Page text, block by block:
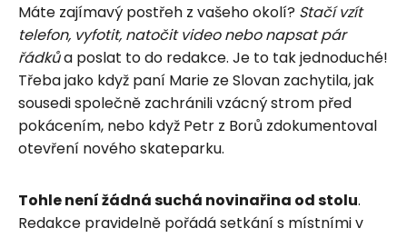
Máte zajímavý postřeh z vašeho okolí? Stačí vzít
telefon, vyfotit, natočit video nebo napsat pár
řádkůa poslat to do redakce. Je to tak jednoduché!
Třeba jako když paní Marie ze Slovan zachytila, jak
sousedi společně zachránili vzácný strom před
pokácením, nebo když Petr z Borů zdokumentoval
otevření nového skateparku.
Tohle není žádná suchá novinařina od stolu.
Redakce pravidelně pořádá setkání s místními v